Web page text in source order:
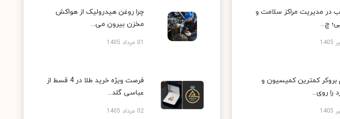
در مدیریت مراکز سلامت و
چ...
بروکر کمترین کمیسیون و
را روی...
چرا روغن هیدرولیک از هواکش
مخزن بیرون می...
01 مرداد 1405
فرصت ویژه خرید طلا در 4 قسط از
عباسی گلد...
02 مرداد 1405